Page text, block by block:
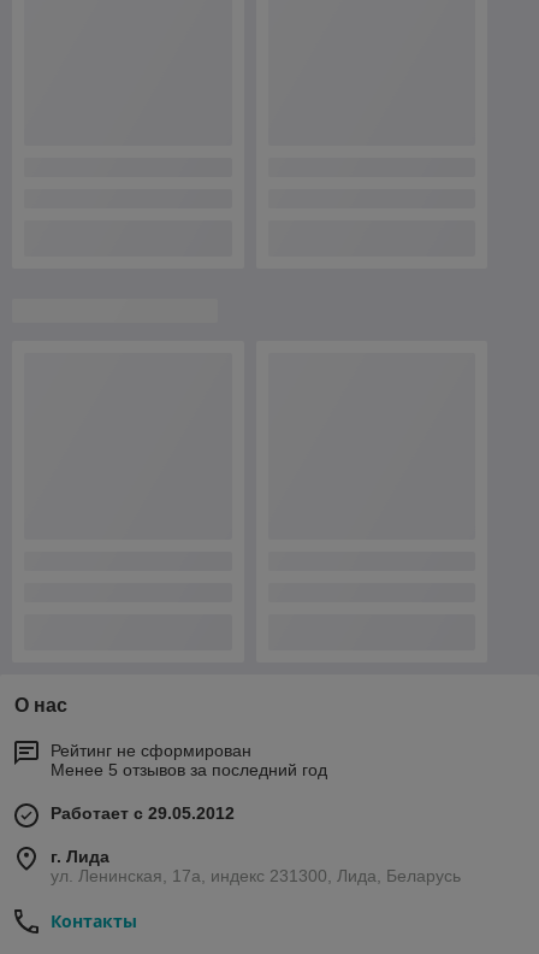
О нас
Рейтинг не сформирован
Менее 5 отзывов за последний год
Работает с 29.05.2012
г. Лида
ул. Ленинская, 17а, индекс 231300, Лида, Беларусь
Контакты